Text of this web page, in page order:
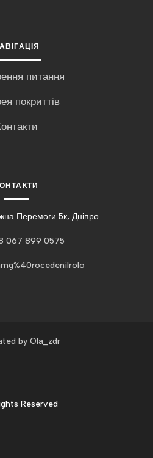
питання
покриттів
Перемоги 5к, Дніпро
067 899 0575
by Ola_zdr
Reserved